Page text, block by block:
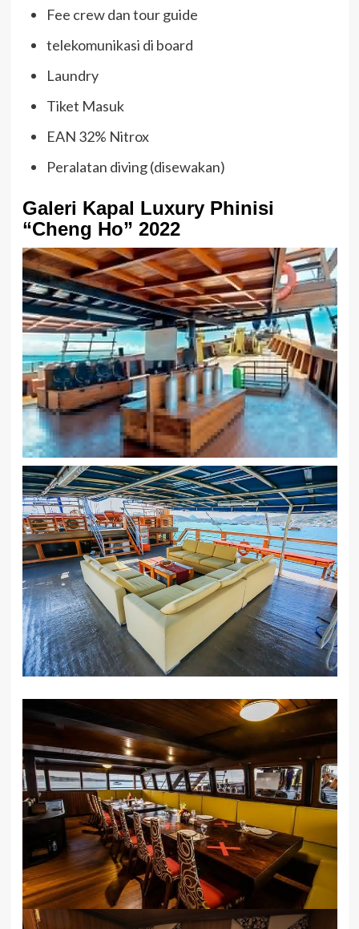
Fee crew dan tour guide
telekomunikasi di board
Laundry
Tiket Masuk
EAN 32% Nitrox
Peralatan diving (disewakan)
Galeri Kapal Luxury Phinisi
“Cheng Ho” 2022